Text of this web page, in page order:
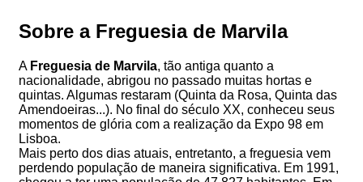
Sobre a Freguesia de Marvila
A Freguesia de Marvila, tão antiga quanto a
nacionalidade, abrigou no passado muitas hortas e
quintas. Algumas restaram (Quinta da Rosa, Quinta das
Amendoeiras...). No final do século XX, conheceu seus
momentos de glória com a realização da Expo 98 em
Lisboa.
Mais perto dos dias atuais, entretanto, a freguesia vem
perdendo população de maneira significativa. Em 1991,